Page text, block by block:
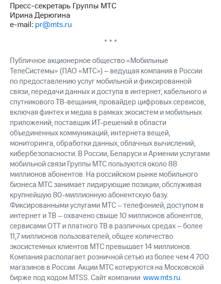
Пресс-секретарь Группы МТС
Ирина Дерюгина
e-mail: pr@mts.ru
* * *
Публичное акционерное общество «Мобильные
ТелеСистемы» (ПАО «МТС») – ведущая компания в России
по предоставлению услуг мобильной и фиксированной
связи, передачи данных и доступа в интернет, кабельного и
спутникового ТВ-вещания; провайдер цифровых сервисов,
включая финтех и медиа в рамках экосистем и мобильных
приложений; поставщик ИТ-решений в области
объединенных коммуникаций, интернета вещей,
мониторинга, обработки данных, облачных вычислений,
кибербезопасности. В России, Беларуси и Армении услугами
мобильной связи Группы МТС пользуются около 88
миллионов абонентов. На российском рынке мобильного
бизнеса МТС занимает лидирующие позиции, обслуживая
крупнейшую 80-миллионную абонентскую базу.
Фиксированными услугами МТС – телефонией, доступом в
интернет и ТВ – охвачено свыше 10 миллионов абонентов,
сервисами OTT и платного ТВ в различных средах – более
11,7 миллионов пользователей, общее количество
экосистемных клиентов МТС превышает 14 миллионов.
Компания располагает розничной сетью из более чем 4 700
магазинов в России. Акции МТС котируются на Московской
бирже под кодом MTSS. Сайт компании:www.mts.ru.